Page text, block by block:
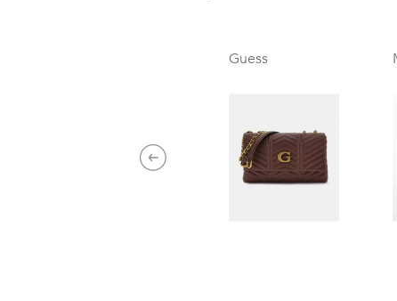
Guess
Previous